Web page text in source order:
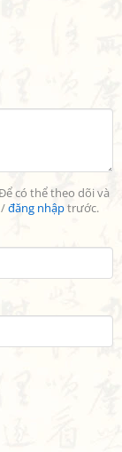
có thể theo dõi và
/đăng nhậptrước.